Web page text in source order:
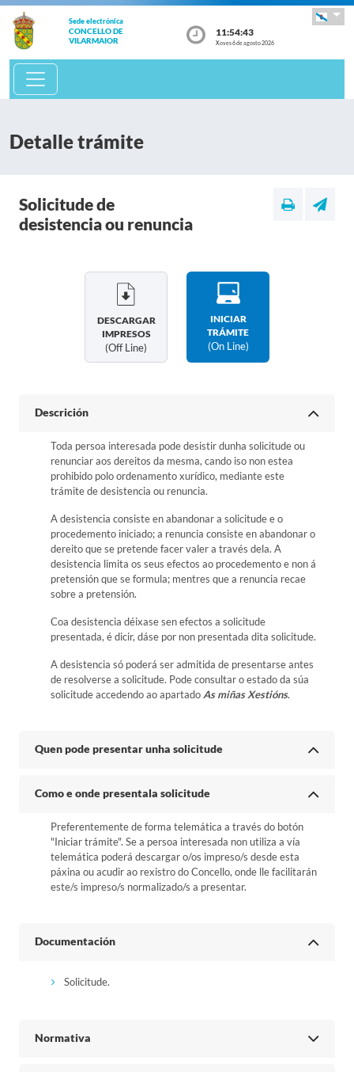
Sede electrónica
CONCELLO DE
VILARMAIOR
11:54:43
Xoves 6 de agosto 2026
Detalle trámite
Solicitude de
desistencia ou renuncia
DESCARGAR
IMPRESOS
(off Line)
INICIAR
TRÁMITE
(on Line)
Descrición
Toda persoa interesada pode desistir dunha solicitude ou
renunciar aos dereitos da mesma, cando iso non estea
prohibido polo ordenamento xurídico, mediante este
trámite de desistencia ou renuncia.
A desistencia consiste en abandonar a solicitude e o
procedemento iniciado; a renuncia consiste en abandonar o
dereito que se pretende facer valer a través dela. A
desistencia limita os seus efectos ao procedemento e non á
pretensión que se formula; mentres que a renuncia recae
sobre a pretensión.
Coa desistencia déixase sen efectos a solicitude
presentada, é dicir, dáse por non presentada dita solicitude.
A desistencia só poderá ser admitida de presentarse antes
de resolverse a solicitude. Pode consultar o estado da súa
solicitude accedendo ao apartado As miñas Xestións.
Quen pode presentar unha solicitude
Como e onde presentala solicitude
Preferentemente de forma telemática a través do botón
"Iniciar trámite". Se a persoa interesada non utiliza a vía
telemática poderá descargar o/os impreso/s desde esta
páxina ou acudir ao rexistro do Concello, onde lle facilitarán
este/s impreso/s normalizado/s a presentar.
Documentación
Solicitude.
Normativa